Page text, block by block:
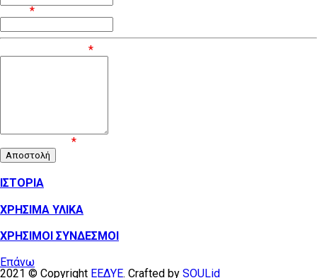
*
*
*
ΙΣΤΟΡΙΑ
ΧΡΗΣΙΜΑ ΥΛΙΚΑ
ΧΡΗΣΙΜΟΙ ΣΥΝΔΕΣΜΟΙ
Επάνω
2021 © Copyright ΕΕΔΥΕ. Crafted by SOULid